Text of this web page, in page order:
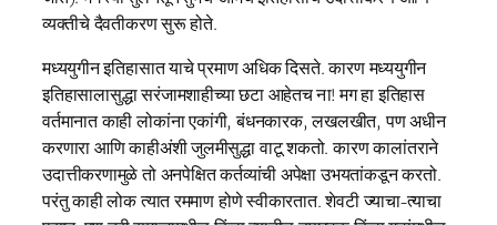
व्यक्तीचे दैवतीकरण सुरू होते.
मध्ययुगीन इतिहासात याचे प्रमाण अधिक दिसते. कारण मध्ययुगीन
इतिहासालासुद्धा सरंजामशाहीच्या छटा आहेतच ना! मग हा इतिहास
वर्तमानात काही लोकांना एकांगी, बंधनकारक, लखलखीत, पण अधीन
करणारा आणि काहीअंशी जुलमीसुद्धा वाटू शकतो. कारण कालांतराने
उदात्तीकरणामुळे तो अनपेक्षित कर्तव्यांची अपेक्षा उभयतांकडून करतो.
परंतु काही लोक त्यात रममाण होणे स्वीकारतात. शेवटी ज्याचा-त्याचा